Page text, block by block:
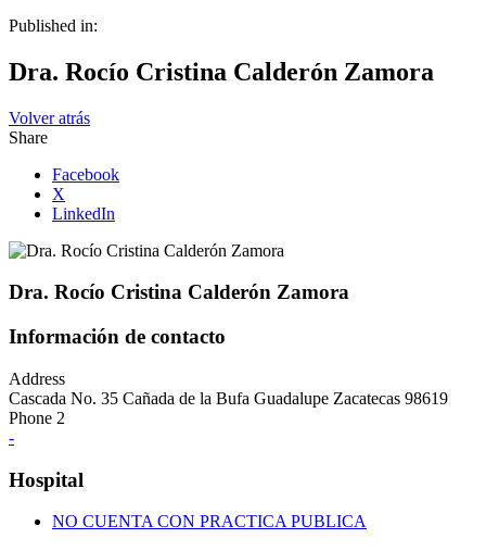
Published in:
Dra. Rocío Cristina Calderón Zamora
Volver atrás
Share
Facebook
X
LinkedIn
Dra. Rocío Cristina Calderón Zamora
Información de contacto
Address
Cascada No. 35 Cañada de la Bufa Guadalupe Zacatecas 98619
Phone 2
-
Hospital
NO CUENTA CON PRACTICA PUBLICA